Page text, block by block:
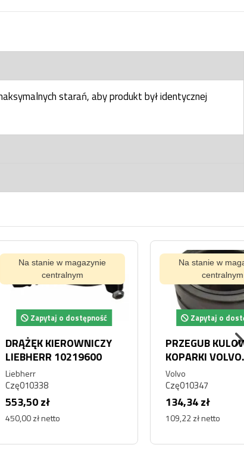
starań, aby produkt był identycznej
magazynie
dostępność
Na stanie w magazynie
Zapytaj o dostępność
PRZEGUB KULOWY DO